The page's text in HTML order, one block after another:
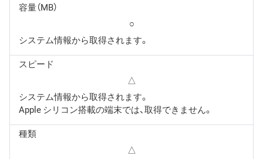
容量（MB）
○
システム情報から取得されます。
スピード
△
システム情報から取得されます。
Apple シリコン搭載の端末では、取得できません。
種類
△